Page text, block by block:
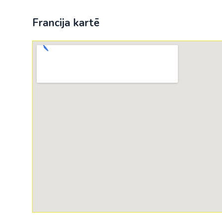
Francija kartē